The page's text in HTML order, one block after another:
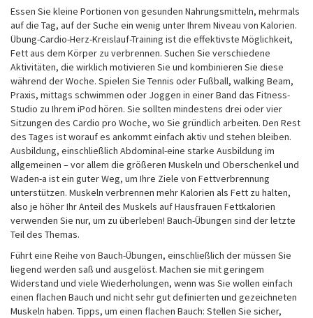
Essen Sie kleine Portionen von gesunden Nahrungsmitteln, mehrmals
auf die Tag, auf der Suche ein wenig unter Ihrem Niveau von Kalorien.
Übung-Cardio-Herz-Kreislauf-Training ist die effektivste Möglichkeit,
Fett aus dem Körper zu verbrennen. Suchen Sie verschiedene
Aktivitäten, die wirklich motivieren Sie und kombinieren Sie diese
während der Woche. Spielen Sie Tennis oder Fußball, walking Beam,
Praxis, mittags schwimmen oder Joggen in einer Band das Fitness-
Studio zu Ihrem iPod hören. Sie sollten mindestens drei oder vier
Sitzungen des Cardio pro Woche, wo Sie gründlich arbeiten. Den Rest
des Tages ist worauf es ankommt einfach aktiv und stehen bleiben.
Ausbildung, einschließlich Abdominal-eine starke Ausbildung im
allgemeinen – vor allem die größeren Muskeln und Oberschenkel und
Waden-a ist ein guter Weg, um Ihre Ziele von Fettverbrennung
unterstützen. Muskeln verbrennen mehr Kalorien als Fett zu halten,
also je höher Ihr Anteil des Muskels auf Hausfrauen Fettkalorien
verwenden Sie nur, um zu überleben! Bauch-Übungen sind der letzte
Teil des Themas.
Führt eine Reihe von Bauch-Übungen, einschließlich der müssen Sie
liegend werden saß und ausgelöst. Machen sie mit geringem
Widerstand und viele Wiederholungen, wenn was Sie wollen einfach
einen flachen Bauch und nicht sehr gut definierten und gezeichneten
Muskeln haben. Tipps, um einen flachen Bauch: Stellen Sie sicher,